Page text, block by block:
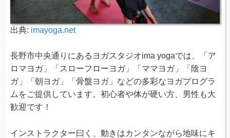
出典: imayoga.net
長野市中央通りにあるヨガスタジオima yogaでは、「ア
ロマヨガ」「スローフローヨガ」「ママヨガ」「陰ヨ
ガ」「朝ヨガ」「骨盤ヨガ」などの多彩なヨガプログラ
ムをご提供しています。初心者や体が硬い方、男性も大
歓迎です！
インストラクター曰く、動きはカンタンながら地味にキ